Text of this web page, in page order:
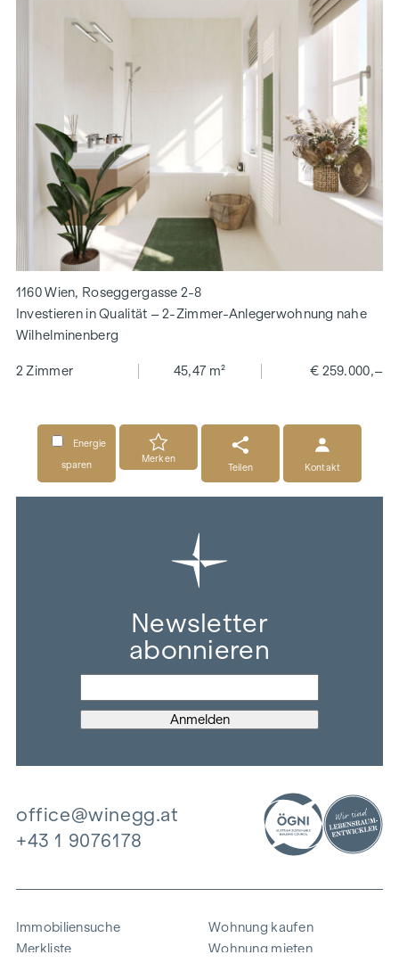
1160 Wien, Roseggergasse 2-8
Investieren in Qualität – 2-Zimmer-Anlegerwohnung nahe
Wilhelminenberg
2 Zimmer 45,47 m² € 259.000,–
Energie
sparen
Merken
Teilen
Kontakt
Newsletter
abonnieren
office@winegg.at
+43 1 9076178
Immobiliensuche
Merkliste
Wohnung kaufen
Wohnung mieten